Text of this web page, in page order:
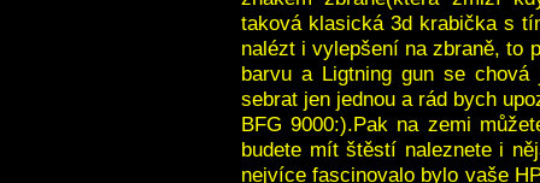
taková klasická 3d krabička s
nalézt i vylepšení na zbraně, to
barvu a Ligtning gun se chová
sebrat jen jednou a rád bych
BFG 9000:).Pak na zemi
budete mít štěstí naleznete i
nejvíce fascinovalo bylo vaše